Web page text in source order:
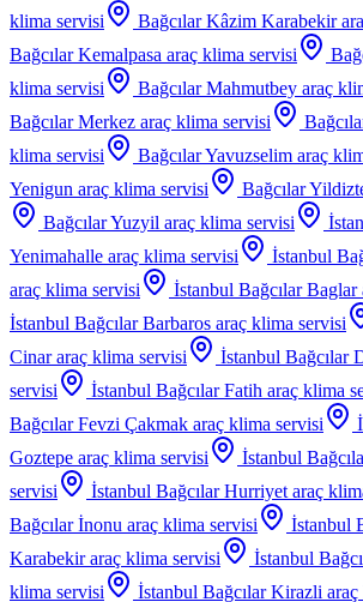
klima servisi
Bağcılar Kâzim Karabekir
Bağcılar Kemalpasa araç klima servisi
klima servisi
Bağcılar Mahmutbey araç
Bağcılar Merkez araç klima servisi
klima servisi
Bağcılar Yavuzselim araç
Yenigun araç klima servisi Bağcılar
Bağcılar Yuzyil araç klima servisi
Yenimahalle araç klima servisi
İstanbul
araç klima servisi
İstanbul Bağcılar Baglar
İstanbul Bağcılar Barbaros araç klima servisi
Cinar araç klima servisi İstanbul Bağcılar
servisi
İstanbul Bağcılar Fatih araç klima
Bağcılar Fevzi Çakmak araç klima servisi
Goztepe araç klima servisi İstanbul
servisi
İstanbul Bağcılar Hurriyet araç
Bağcılar İnonu araç klima servisi
İstanbul
Karabekir araç klima servisi İstanbul
klima servisi
İstanbul Bağcılar Kirazli